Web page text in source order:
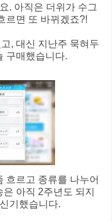
. 아직은 더위가 수그
르면 또 바뀌겠죠?!
, 대신 지난주 묵혀두
구매했습니다.
흐르고 종류를 나누어
아직 2주년도 되지
기했습니다.